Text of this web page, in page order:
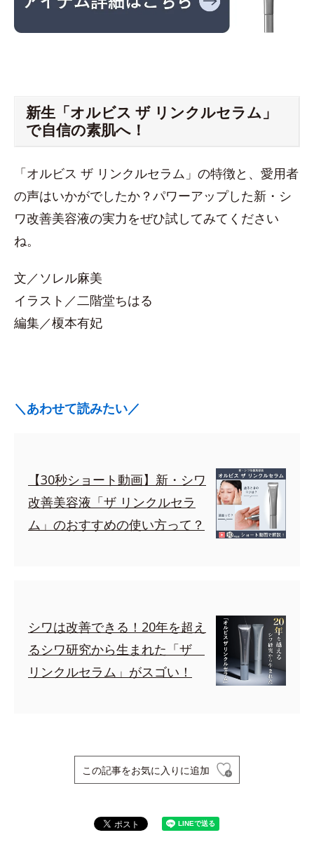
新生「オルビス ザ リンクルセラム」
で自信の素肌へ！
「オルビス ザ リンクルセラム」の特徴と、愛用者
の声はいかがでしたか？パワーアップした新・シ
ワ改善美容液の実力をぜひ試してみてください
ね。
文／ソレル麻美
イラスト／二階堂ちはる
編集／榎本有妃
＼あわせて読みたい／
【30秒ショート動画】新・シワ
改善美容液「ザ リンクルセラ
ム」のおすすめの使い方って？
シワは改善できる！20年を超え
るシワ研究から生まれた「ザ
リンクルセラム」がスゴい！
この記事をお気に入りに追加